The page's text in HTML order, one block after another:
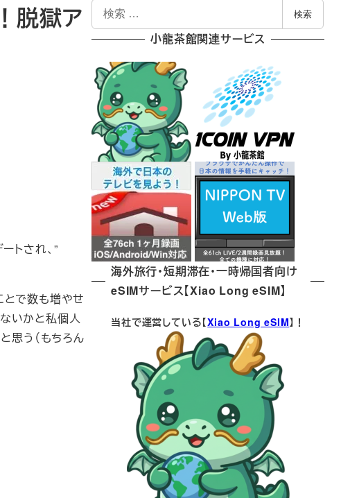
脱獄ア
トされ、”
とで数も増やせ
いかと私個人
思う（もちろん
索
検索
小龍茶館関連サービス
海外旅行・短期滞在・一時帰国者向け
eSIMサービス【Xiao Long eSIM】
当社で運営している【Xiao Long eSIM】！